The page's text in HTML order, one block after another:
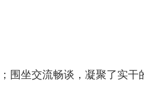
坐交流畅谈，凝聚了实干